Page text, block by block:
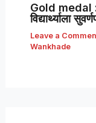
Gold medal :
विद्यार्थ्याला
Leave a
Wankhade